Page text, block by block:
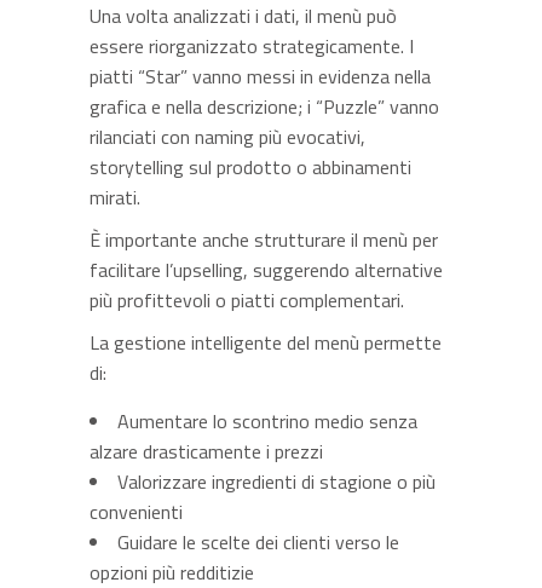
Una volta analizzati i dati, il menù può
essere riorganizzato strategicamente. I
piatti “Star” vanno messi in evidenza nella
grafica e nella descrizione; i “Puzzle” vanno
rilanciati con naming più evocativi,
storytelling sul prodotto o abbinamenti
mirati.
È importante anche strutturare il menù per
facilitare l’upselling, suggerendo alternative
più profittevoli o piatti complementari.
La gestione intelligente del menù permette
di:
Aumentare lo scontrino medio senza
alzare drasticamente i prezzi
Valorizzare ingredienti di stagione o più
convenienti
Guidare le scelte dei clienti verso le
opzioni più redditizie